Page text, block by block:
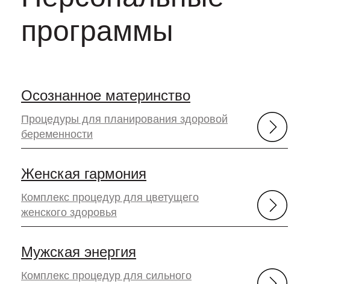
программы
Комплекс процедур для цветущего
женского здоровья
Женская гармония
Процедуры для планирования здоровой
беременности
Осознанное материнство
Комплекс процедур для сильного
Мужская энергия